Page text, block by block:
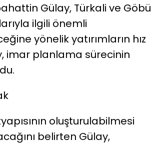
Gülay, Türkali ve Göbü
ilgili önemli
yönelik yatırımların hız
imar planlama sürecinin
oluşturulabilmesi
belirten Gülay,